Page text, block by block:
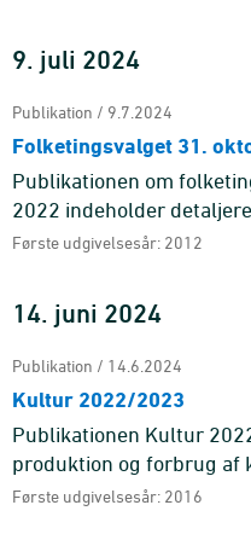
9. juli 2024
Publikation / 9.7.2024
Folketingsvalget 31.
Publikationen om
2022 indeholder
Danmark, men også fra
Første udgivelsesår: 2012
14. juni 2024
Publikation / 14.6.2024
Kultur 2022/2023
Publikationen Kultur
produktion og forbrug
områder som museer,
Første udgivelsesår: 2016